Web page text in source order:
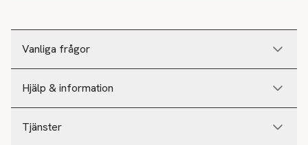
Vanliga frågor
Hjälp & information
Tjänster